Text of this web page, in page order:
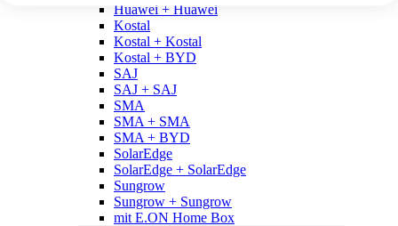
Huawei + Huawei
Kostal
Kostal + Kostal
Kostal + BYD
SAJ
SAJ + SAJ
SMA
SMA + SMA
SMA + BYD
SolarEdge
SolarEdge + SolarEdge
Sungrow
Sungrow + Sungrow
mit E.ON Home Box